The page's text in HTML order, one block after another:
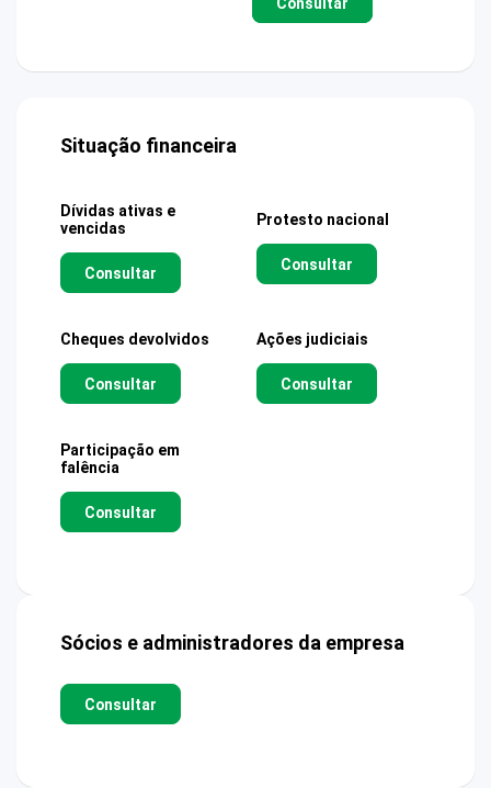
Situação financeira
Dívidas ativas e
vencidas
Consultar
Protesto nacional
Consultar
Cheques devolvidos
Consultar
Ações judiciais
Consultar
Participação em
falência
Consultar
Sócios e administradores da empresa
Consultar